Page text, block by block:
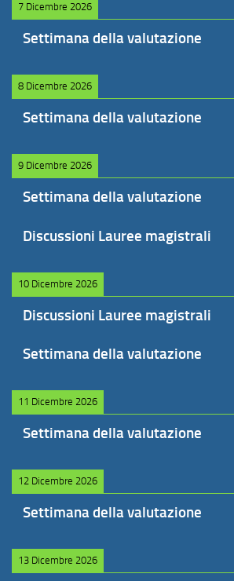
7 Dicembre 2026
Settimana della valutazione
8 Dicembre 2026
Settimana della valutazione
9 Dicembre 2026
Settimana della valutazione
Discussioni Lauree magistrali
10 Dicembre 2026
Discussioni Lauree magistrali
Settimana della valutazione
11 Dicembre 2026
Settimana della valutazione
12 Dicembre 2026
Settimana della valutazione
13 Dicembre 2026